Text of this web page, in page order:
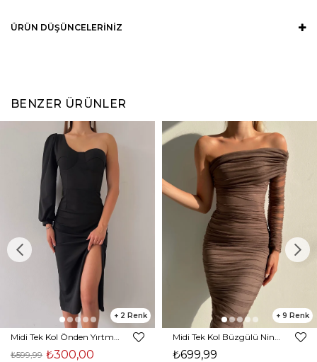
ÜRÜN DÜŞÜNCELERINIZ
BENZER ÜRÜNLER
2
₺300,00
₺599,99
9
₺699,99